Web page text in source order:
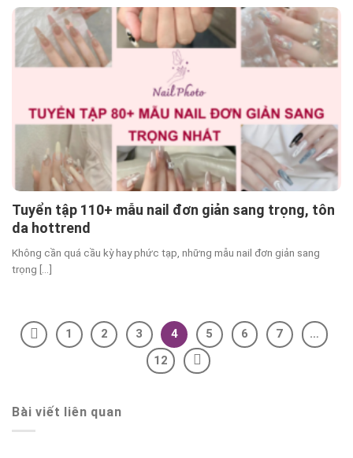
Tuyển tập 110+ mẫu nail đơn giản sang trọng, tôn
da hottrend
Không cần quá cầu kỳ hay phức tạp, những mẫu nail đơn giản sang
trọng [...]
1 2 3 4 5 6 7
…
12
Bài viết liên quan